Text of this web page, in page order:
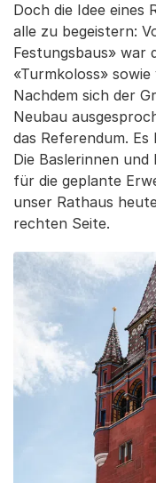
Doch die Idee
alle zu begeistern:
Festungsbaus» war
«Turmkoloss»
Nachdem sich der
Neubau
das Referendum.
Die Baslerinnen
für die geplante
unser Rathaus
rechten Seite.